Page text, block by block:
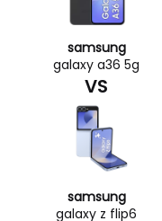
samsung
galaxy a36 5g
VS
samsung
galaxy z flip6